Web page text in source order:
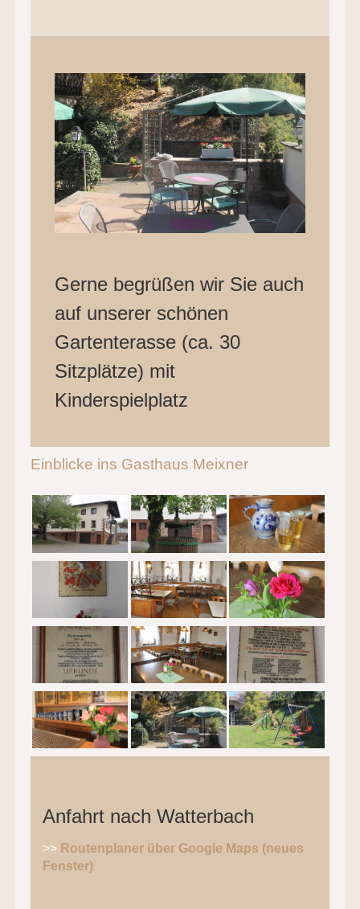
Gerne begrüßen wir Sie auch
auf unserer schönen
Gartenterasse (ca. 30
Sitzplätze) mit
Kinderspielplatz
Einblicke ins Gasthaus Meixner
Anfahrt nach Watterbach
>> Routenplaner über Google Maps (neues
Fenster)